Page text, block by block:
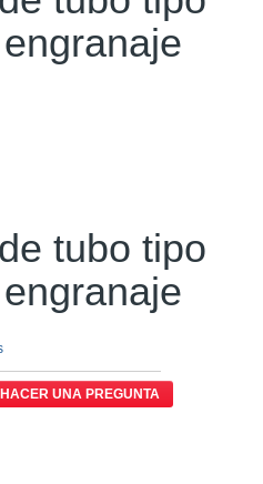
tubo tipo
HACER UNA PREGUNTA